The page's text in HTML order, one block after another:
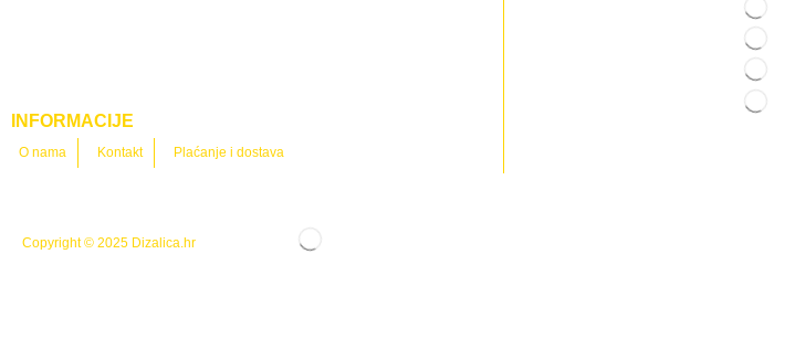
INFORMACIJE
O nama Kontakt Plaćanje i dostava
Copyright © 2025 Dizalica.hr